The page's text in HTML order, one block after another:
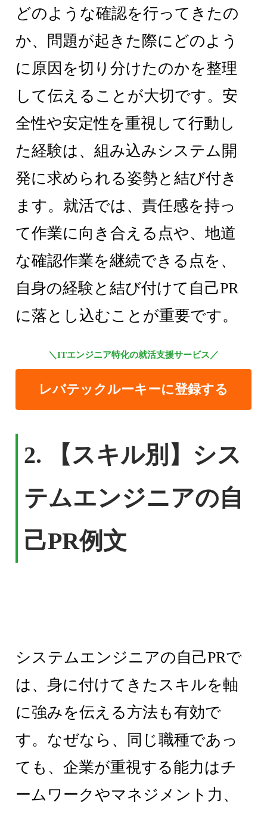
どのような確認を行ってきたの
か、問題が起きた際にどのよう
に原因を切り分けたのかを整理
して伝えることが大切です。安
全性や安定性を重視して行動し
た経験は、組み込みシステム開
発に求められる姿勢と結び付き
ます。就活では、責任感を持っ
て作業に向き合える点や、地道
な確認作業を継続できる点を、
自身の経験と結び付けて自己PR
に落とし込むことが重要です。
＼ITエンジニア特化の就活支援サービス／
レバテックルーキーに登録する
2.
【スキル別】シス
テムエンジニアの自
己PR例文
システムエンジニアの自己PRで
は、身に付けてきたスキルを軸
に強みを伝える方法も有効で
す。なぜなら、同じ職種であっ
ても、企業が重視する能力はチ
ームワークやマネジメント力、